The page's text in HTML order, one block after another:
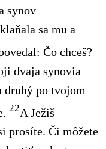
synov
sa mu a
Čo chceš?
dvaja synovia
druhý po tvojom
22A Ježiš
prosíte. Či môžete